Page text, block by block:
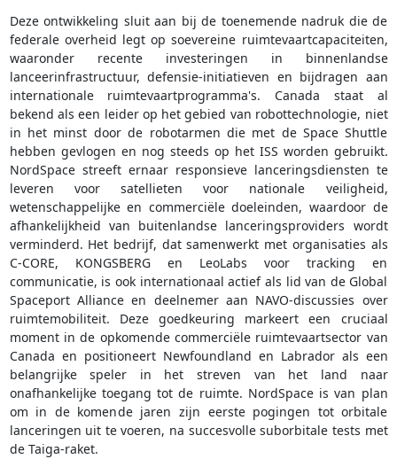
Deze ontwikkeling sluit aan bij de toenemende nadruk die de
federale overheid legt op soevereine ruimtevaartcapaciteiten,
waaronder recente investeringen in binnenlandse
lanceerinfrastructuur, defensie-initiatieven en bijdragen aan
internationale ruimtevaartprogramma's. Canada staat al
bekend als een leider op het gebied van robottechnologie, niet
in het minst door de robotarmen die met de Space Shuttle
hebben gevlogen en nog steeds op het ISS worden gebruikt.
NordSpace streeft ernaar responsieve lanceringsdiensten te
leveren voor satellieten voor nationale veiligheid,
wetenschappelijke en commerciële doeleinden, waardoor de
afhankelijkheid van buitenlandse lanceringsproviders wordt
verminderd. Het bedrijf, dat samenwerkt met organisaties als
C-CORE, KONGSBERG en LeoLabs voor tracking en
communicatie, is ook internationaal actief als lid van de Global
Spaceport Alliance en deelnemer aan NAVO-discussies over
ruimtemobiliteit. Deze goedkeuring markeert een cruciaal
moment in de opkomende commerciële ruimtevaartsector van
Canada en positioneert Newfoundland en Labrador als een
belangrijke speler in het streven van het land naar
onafhankelijke toegang tot de ruimte. NordSpace is van plan
om in de komende jaren zijn eerste pogingen tot orbitale
lanceringen uit te voeren, na succesvolle suborbitale tests met
de Taiga-raket.